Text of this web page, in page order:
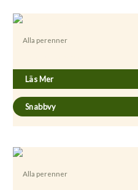
Alla perenner
Läs Mer
Snabbvy
Alla perenner